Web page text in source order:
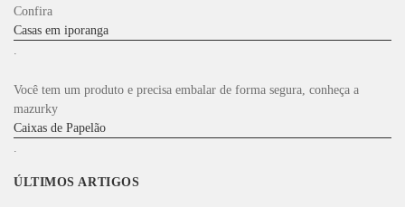
Confira
Casas em iporanga
Você tem um produto e precisa embalar de forma segura, conheça a
mazurky
Caixas de Papelão
.
ÚLTIMOS ARTIGOS